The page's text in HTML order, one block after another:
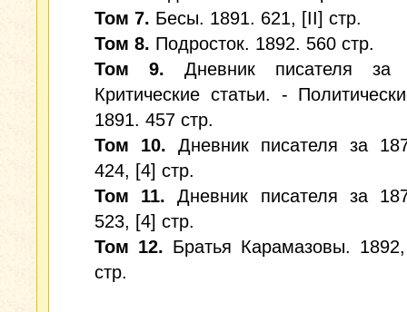
Том 7. Бесы. 1891. 621, [II] стр.
Том 8. Подросток. 1892. 560 стр.
Том 9. Дневник писателя за
Критические статьи. -
1891. 457 стр.
Том 10. Дневник писателя за
424, [4] стр.
Том 11. Дневник писателя за
523, [4] стр.
Том 12. Братья Карамазовы.
стр.